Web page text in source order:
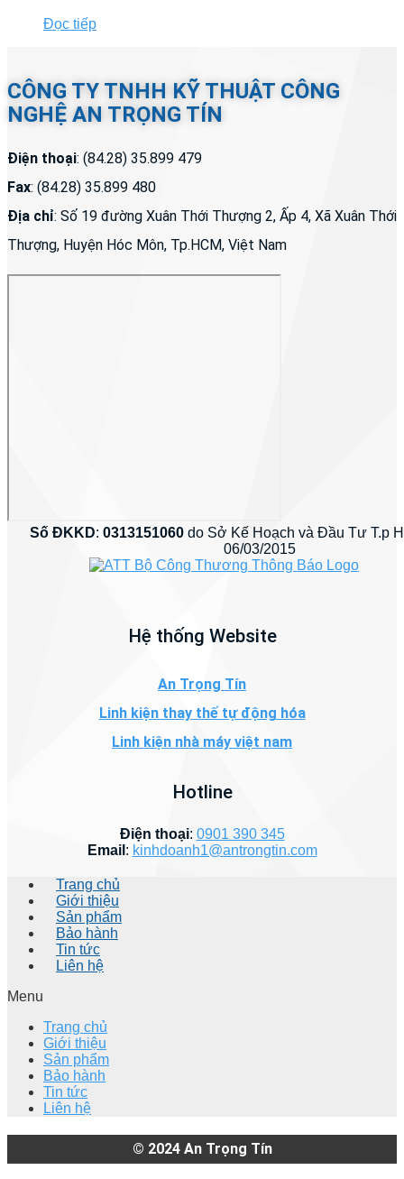
Đọc tiếp
CÔNG TY TNHH KỸ THUẬT CÔNG
NGHỆ AN TRỌNG TÍN
Điện thoại: (84.28) 35.899 479
Fax: (84.28) 35.899 480
Địa chỉ: Số 19 đường Xuân Thới Thượng 2, Ấp 4, Xã Xuân Thới
Thượng, Huyện Hóc Môn, Tp.HCM, Việt Nam
Số ĐKKD:0313151060 do Sở Kế Hoạch và Đầu Tư T.p
06/03/2015
Hệ thống Website
An Trọng Tín
Linh kiện thay thế tự động hóa
Linh kiện nhà máy việt nam
Hotline
Điện thoại: 0901 390 345
Email : kinhdoanh1@antrongtin.com
Trang chủ
Giới thiệu
Sản phẩm
Bảo hành
Tin tức
Liên hệ
Menu
Trang chủ
Giới thiệu
Sản phẩm
Bảo hành
Tin tức
Liên hệ
© 2024 An Trọng Tín